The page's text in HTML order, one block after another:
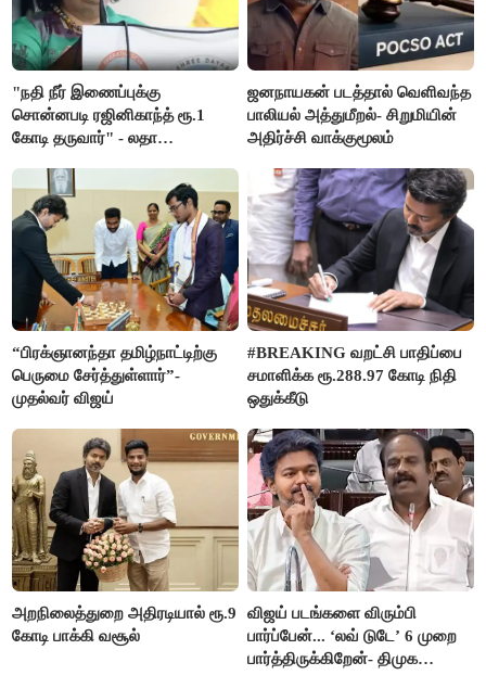
"நதி நீர் இணைப்புக்கு
சொன்னபடி ரஜினிகாந்த் ரூ.1
கோடி தருவார்" - லதா
ஜனநாயகன் படத்தால் வெளிவந்த
பாலியல் அத்துமீறல்- சிறுமியின்
அதிர்ச்சி வாக்குமூலம்
“பிரக்ஞானந்தா தமிழ்நாட்டிற்கு
பெருமை சேர்த்துள்ளார்”-
முதல்வர் விஜய்
#BREAKING வறட்சி பாதிப்பை
சமாளிக்க ரூ.288.97 கோடி நிதி
ஒதுக்கீடு
அறநிலைத்துறை அதிரடியால் ரூ.9
கோடி பாக்கி வசூல்
விஜய் படங்களை விரும்பி
பார்ப்பேன்... ‘லவ் டுடே’ 6 முறை
பார்த்திருக்கிறேன்- திமுக